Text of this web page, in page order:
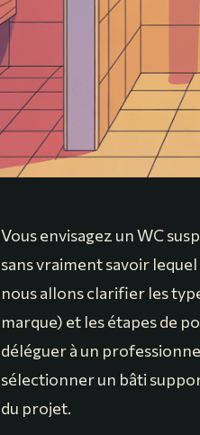
Vous envisagez un WC
sans vraiment savoir
nous allons clarifier les
marque) et les étapes de
déléguer à un
sélectionner un bâti
du projet.